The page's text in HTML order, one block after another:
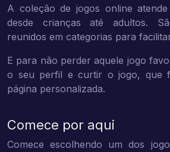
A coleção de jogos online
desde crianças até adultos.
reunidos em categorias para
E para não perder aquele jogo
o seu perfil e curtir o jogo, que
página personalizada.
Comece por aqui
Comece escolhendo um dos